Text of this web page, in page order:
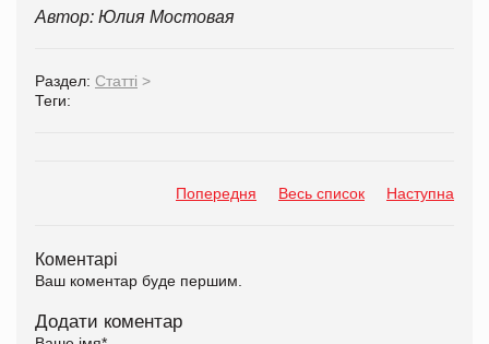
Автор: Юлия Мостовая
Раздел: Статті >
Теги:
Попередня Весь список Наступна
Коментарі
Ваш коментар буде першим.
Додати коментар